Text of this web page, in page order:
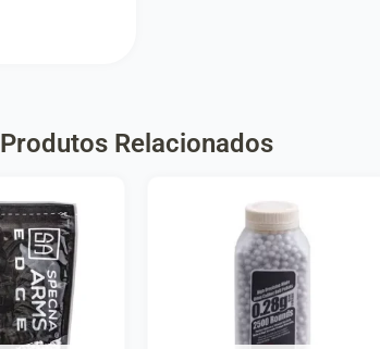
Produtos Relacionados